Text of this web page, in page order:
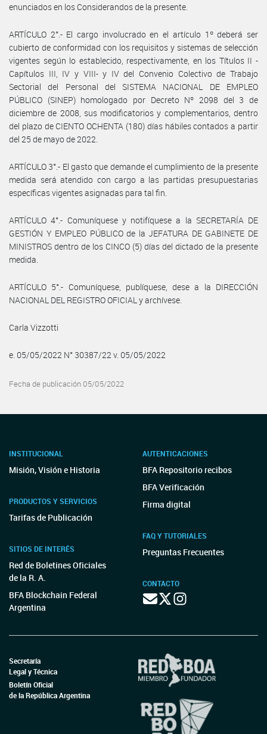
enunciados en los Considerandos de la presente.
ARTÍCULO 2°.- El cargo involucrado en el artículo 1º deberá ser
cubierto de conformidad con los requisitos y sistemas de selección
vigentes según lo establecido, respectivamente, en los Títulos II -
Capítulos III, IV y VIII- y IV del Convenio Colectivo de Trabajo
Sectorial del Personal del SISTEMA NACIONAL DE EMPLEO
PÚBLICO (SINEP) homologado por Decreto Nº 2098 del 3 de
diciembre de 2008, sus modificatorios y complementarios, dentro
del plazo de CIENTO OCHENTA (180) días hábiles contados a partir
del 25 de mayo de 2022.
ARTÍCULO 3°.- El gasto que demande el cumplimiento de la presente
medida será atendido con cargo a las partidas presupuestarias
específicas vigentes asignadas para tal fin.
ARTÍCULO 4°.- Comuníquese y notifíquese a la SECRETARÍA DE
GESTIÓN Y EMPLEO PÚBLICO de la JEFATURA DE GABINETE DE
MINISTROS dentro de los CINCO (5) días del dictado de la presente
medida.
ARTÍCULO 5°.- Comuníquese, publíquese, dese a la DIRECCIÓN
NACIONAL DEL REGISTRO OFICIAL y archívese.
Carla Vizzotti
e. 05/05/2022 N° 30387/22 v. 05/05/2022
Fecha de publicación 05/05/2022
INSTITUCIONAL
Misión, Visión e Historia
PRODUCTOS Y SERVICIOS
Tarifas de Publicación
SITIOS DE INTERÉS
Red de Boletines Oficiales
de la R. A.
BFA Blockchain Federal
Argentina
AUTENTICACIONES
BFA Repositorio recibos
BFA Verificación
Firma digital
FAQ Y TUTORIALES
Preguntas Frecuentes
CONTACTO
Secretaría
Legal y Técnica
Boletín Oficial
de la República Argentina